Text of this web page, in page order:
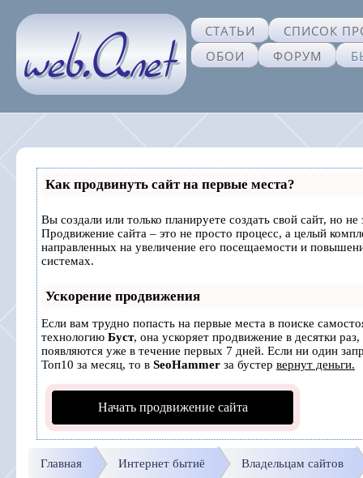
СТАТЬИ
СПИСОК
ОБОИ
ФОРУМ
Как продвинуть сайт на первые места?
Вы создали или только планируете создать свой сайт, но не
Продвижение сайта – это не просто процесс, а целый
направленных на увеличение его посещаемости и
системах.
Ускорение продвижения
Если вам трудно попасть на первые места в поиске
технологию Буст, она ускоряет продвижение в десятки
появляются уже в течение первых 7 дней. Если ни один
Топ10 за месяц, то в SeoHammer за бустер вернут деньги.
Начать продвижение сайта
Главная Интернет бытиё Владельцам сайтов